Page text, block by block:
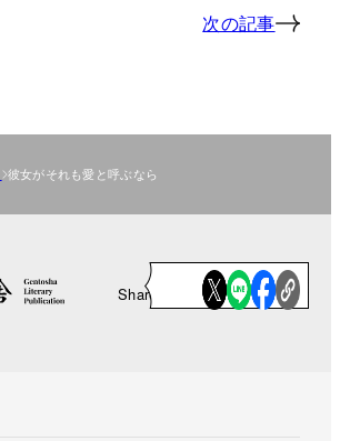
次の記事
彼女がそれも愛と呼ぶなら
Share